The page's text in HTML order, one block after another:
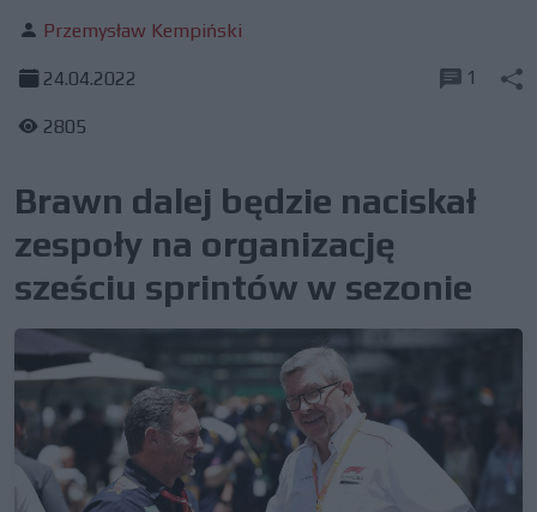
Przemysław Kempiński
24.04.2022
2805
1
Brawn dalej będzie naciskał
zespoły na organizację
sześciu sprintów w sezonie